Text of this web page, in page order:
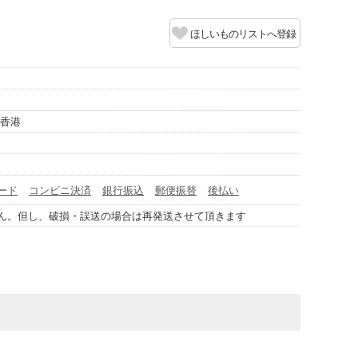
ほしいものリストへ登録
港
ド コンビニ決済 銀行振込 郵便振替
後払い
。但し、破損・誤送の場合は再発送させて頂きます